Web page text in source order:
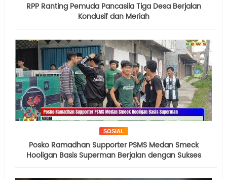
RPP Ranting Pemuda Pancasila Tiga Desa Berjalan
Kondusif dan Meriah
SOSIAL
Posko Ramadhan Supporter PSMS Medan Smeck
Hooligan Basis Superman Berjalan dengan Sukses